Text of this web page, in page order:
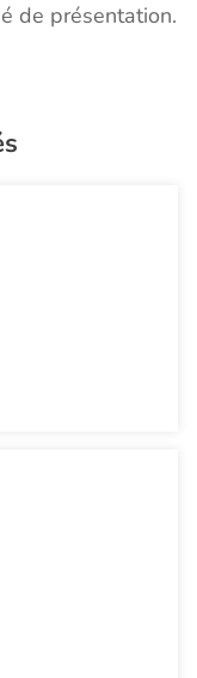
de présentation.